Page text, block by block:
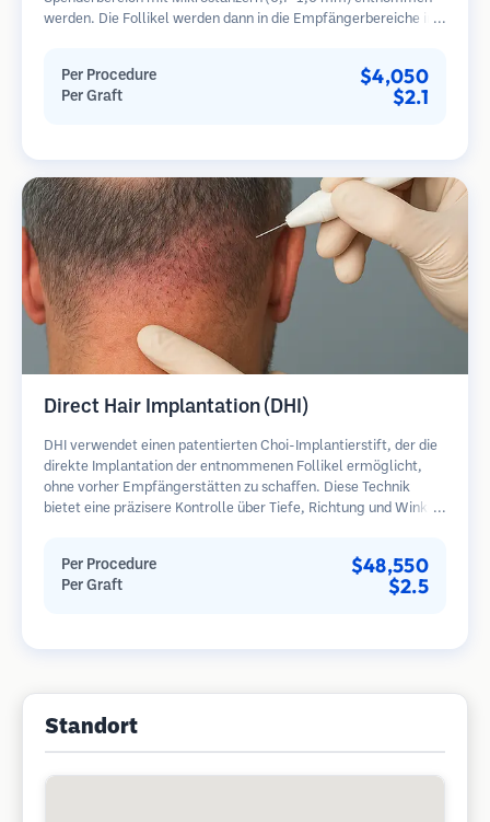
werden. Die Follikel werden dann in die Empfängerbereiche in
im Vergleich zu Streifenentnahmemethoden.
Per Procedure $4,050
Per Graft $2.1
Direct Hair Implantation (DHI)
DHI verwendet einen patentierten Choi-Implantierstift, der die
direkte Implantation der entnommenen Follikel ermöglicht,
ohne vorher Empfängerstätten zu schaffen. Diese Technik
bietet eine präzisere Kontrolle über Tiefe, Richtung und Winkel
Per Procedure $48,550
Per Graft $2.5
Standort